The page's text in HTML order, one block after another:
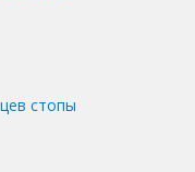
стопы